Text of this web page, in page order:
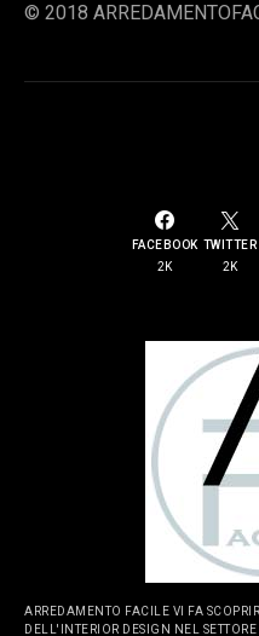
© 2018
FACEBOOK
2K
TWITTER
2K
ARREDAMENTO FACILE VI FA
DELL'INTERIOR DESIGN NEL